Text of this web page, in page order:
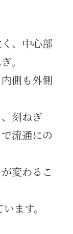
、中心部
。
側も外側
刻ねぎ
流通にの
変わるこ
ます。